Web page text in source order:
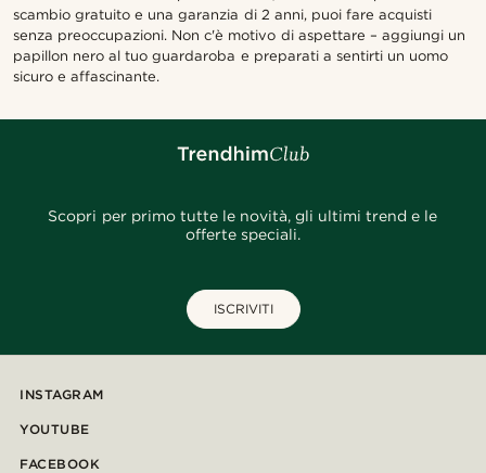
scambio gratuito e una garanzia di 2 anni, puoi fare acquisti
senza preoccupazioni. Non c'è motivo di aspettare – aggiungi un
papillon nero al tuo guardaroba e preparati a sentirti un uomo
sicuro e affascinante.
Scopri per primo tutte le novità, gli ultimi trend e le
offerte speciali.
ISCRIVITI
INSTAGRAM
YOUTUBE
FACEBOOK